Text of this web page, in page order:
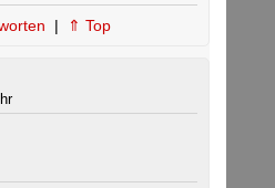
| ⇑ Top